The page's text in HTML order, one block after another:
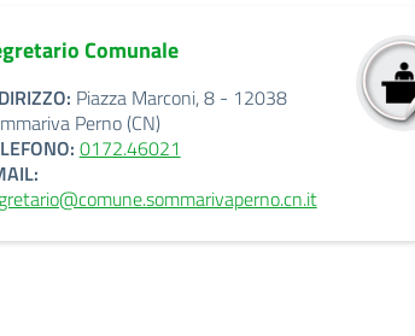
Comunale
Piazza Marconi, 8 - 12038
Perno (CN)
0172.46021